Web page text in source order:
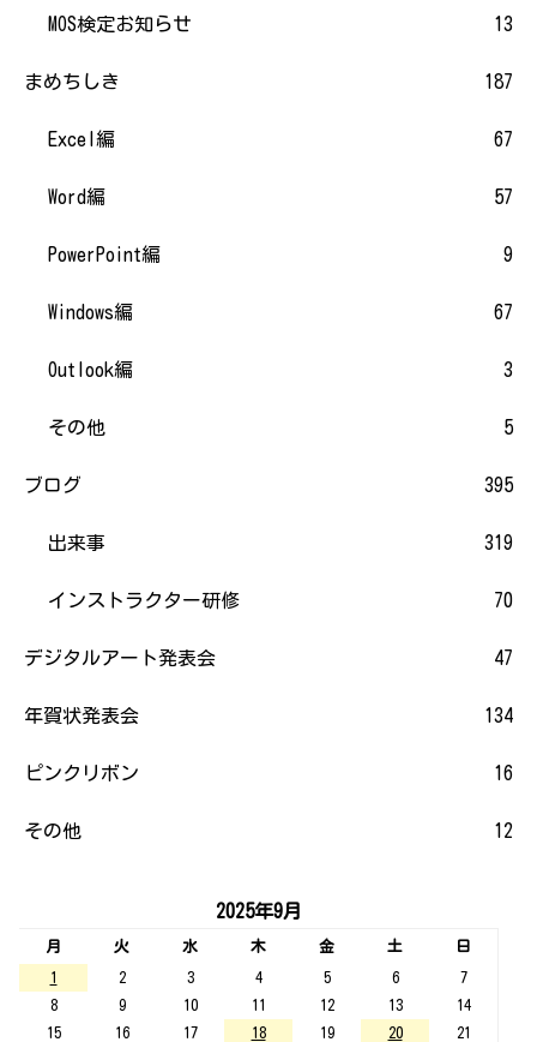
MOS検定お知らせ 13
まめちしき 187
Excel編 67
Word編 57
PowerPoint編 9
Windows編 67
Outlook編 3
その他 5
ブログ 395
出来事 319
インストラクター研修 70
デジタルアート発表会 47
年賀状発表会 134
ピンクリボン 16
その他 12
2025年9月
月 火 水 木 金 土
日
1
2 3 4 5 6
7
8
9 10 11 12 13
14
15
16 17 18 19 20
21